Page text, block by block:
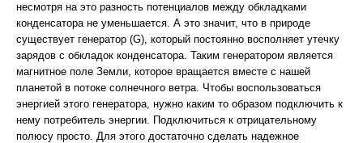
несмотря на это разность потенциалов между обкладками
конденсатора не уменьшается. А это значит, что в природе
существует генератор (G), который постоянно восполняет утечку
зарядов с обкладок конденсатора. Таким генератором является
магнитное поле Земли, которое вращается вместе с нашей
планетой в потоке солнечного ветра. Чтобы воспользоваться
энергией этого генератора, нужно каким то образом подключить к
нему потребитель энергии. Подключиться к отрицательному
полюсу просто. Для этого достаточно сделать надежное